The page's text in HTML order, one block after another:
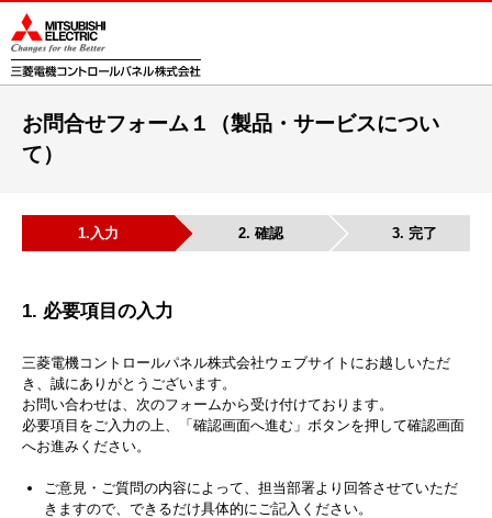
お問合せフォーム１（製品・サービスについ
て）
1.入力 2. 確認 3. 完了
1. 必要項目の入力
三菱電機コントロールパネル株式会社ウェブサイトにお越しいただ
き、誠にありがとうございます。
お問い合わせは、次のフォームから受け付けております。
必要項目をご入力の上、「確認画面へ進む」ボタンを押して確認画面
へお進みください。
ご意見・ご質問の内容によって、担当部署より回答させていただ
きますので、できるだけ具体的にご記入ください。